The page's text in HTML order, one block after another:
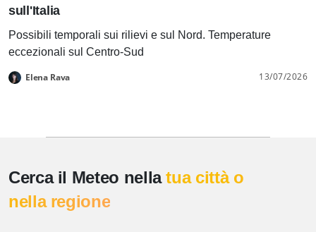
sull'Italia
Possibili temporali sui rilievi e sul Nord. Temperature
eccezionali sul Centro-Sud
Elena Rava 13/07/2026
Cerca il Meteo nellatua città o
nella regione